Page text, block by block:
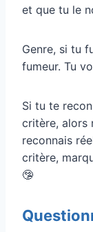
et que tu le
Genre, si tu
fumeur. Tu
Si tu te
critère, alors
reconnais
critère,
🤥